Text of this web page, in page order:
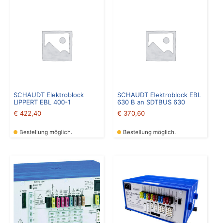
SCHAUDT Elektroblock
LIPPERT EBL 400-1
€ 422,40
Bestellung möglich.
SCHAUDT Elektroblock EBL
630 B an SDTBUS 630
€ 370,60
Bestellung möglich.